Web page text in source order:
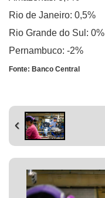
Rio de Janeiro: 0,5%
Rio Grande do Sul: 0%
Pernambuco: -2%
Fonte: Banco Central